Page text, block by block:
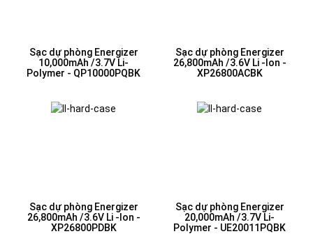
Sạc dự phòng Energizer
10,000mAh /3.7V Li-
Polymer - QP10000PQBK
Sạc dự phòng Energizer
26,800mAh /3.6V Li -Ion -
XP26800ACBK
Sạc dự phòng Energizer
26,800mAh /3.6V Li -Ion -
XP26800PDBK
Sạc dự phòng Energizer
20,000mAh /3.7V Li-
Polymer - UE20011PQBK